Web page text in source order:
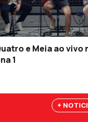
e Meia ao vivo
1
+